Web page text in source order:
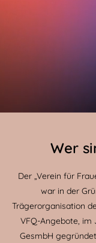
Wer
Der „Verein für
war in der
Trägerorganisation
VFQ-Angebote, im
GesmbH